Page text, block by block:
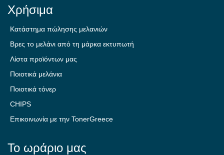
Χρήσιμα
Κατάστημα πώλησης μελανιών
Βρες το μελάνι από τη μάρκα εκτυπωτή
Λίστα προϊόντων μας
Ποιοτικά μελάνια
Ποιοτικά τόνερ
CHIPS
Επικοινωνία με την TonerGreece
Το ωράριο μας